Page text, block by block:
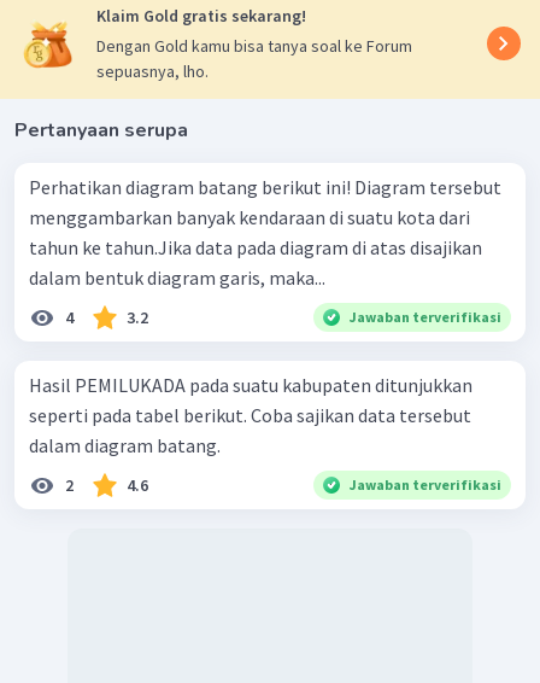
Klaim Gold gratis sekarang!
Dengan Gold kamu bisa tanya soal ke Forum
sepuasnya, lho.
Pertanyaan serupa
Perhatikan diagram batang berikut ini! Diagram tersebut
menggambarkan banyak kendaraan di suatu kota dari
tahun ke tahun.Jika data pada diagram di atas disajikan
dalam bentuk diagram garis, maka...
4 3.2 Jawaban terverifikasi
Hasil PEMILUKADA pada suatu kabupaten ditunjukkan
seperti pada tabel berikut. Coba sajikan data tersebut
dalam diagram batang.
2 4.6 Jawaban terverifikasi